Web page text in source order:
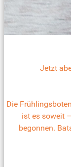
Jetzt
Die
ist es soweit
begonnen.